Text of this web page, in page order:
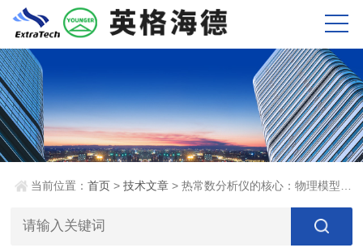
当前位置：首页 >技术文章 > 热常数分析仪的核心：物理模型适配与数学反演算法解析